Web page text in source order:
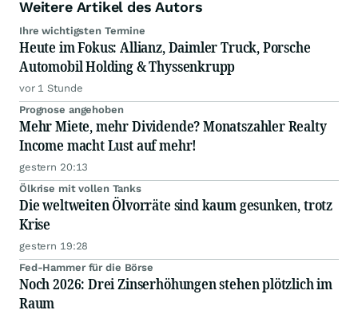
Weitere Artikel des Autors
Ihre wichtigsten Termine
Heute im Fokus: Allianz, Daimler Truck, Porsche
Automobil Holding & Thyssenkrupp
vor 1 Stunde
Prognose angehoben
Mehr Miete, mehr Dividende? Monatszahler Realty
Income macht Lust auf mehr!
gestern 20:13
Ölkrise mit vollen Tanks
Die weltweiten Ölvorräte sind kaum gesunken, trotz
Krise
gestern 19:28
Fed-Hammer für die Börse
Noch 2026: Drei Zinserhöhungen stehen plötzlich im
Raum